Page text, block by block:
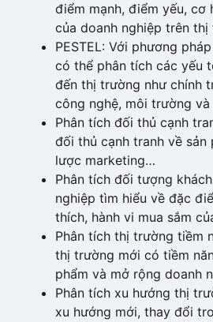
điểm mạnh, điểm yếu, cơ
của doanh nghiệp trên thị
PESTEL: Với phương
có thể phân tích các yếu
đến thị trường như chính
công nghệ, môi trường và
Phân tích đối thủ cạnh
đối thủ cạnh tranh về sản
lược marketing…
Phân tích đối tượng
nghiệp tìm hiểu về đặc
thích, hành vi mua sắm
Phân tích thị trường tiềm
thị trường mới có tiềm
phẩm và mở rộng doanh
Phân tích xu hướng thị
xu hướng mới, thay đổi